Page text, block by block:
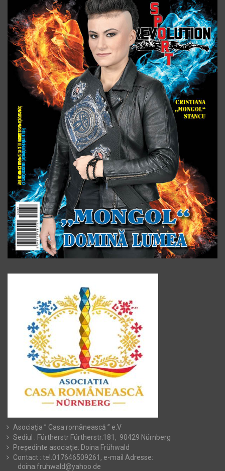
Asociația ” Casa românească ” e.V
Sediul : Fürtherstr Fürtherstr.181, 90429 Nürnberg
Președinte asociație: Doina Frühwald
Contact : tel.017646509261, e-mail Adresse:
doina.fruhwald@yahoo.de